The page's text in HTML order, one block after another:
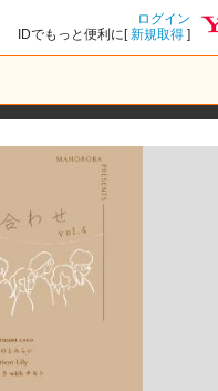
ログイン
IDでもっと便利に[新規取得 ]